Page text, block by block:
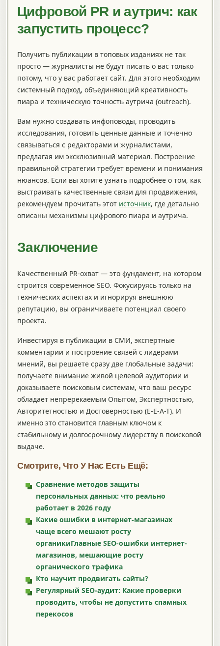
Цифровой PR и аутрич: как
запустить процесс?
Получить публикации в топовых изданиях не так
просто — журналисты не будут писать о вас только
потому, что у вас работает сайт. Для этого необходим
системный подход, объединяющий креативность
пиара и техническую точность аутрича (outreach).
Вам нужно создавать инфоповоды, проводить
исследования, готовить ценные данные и точечно
связываться с редакторами и журналистами,
предлагая им эксклюзивный материал. Построение
правильной стратегии требует времени и понимания
нюансов. Если вы хотите узнать подробнее о том, как
выстраивать качественные связи для продвижения,
рекомендуем прочитать этот источник, где детально
описаны механизмы цифрового пиара и аутрича.
Заключение
Качественный PR-охват — это фундамент, на котором
строится современное SEO. Фокусируясь только на
технических аспектах и игнорируя внешнюю
репутацию, вы ограничиваете потенциал своего
проекта.
Инвестируя в публикации в СМИ, экспертные
комментарии и построение связей с лидерами
мнений, вы решаете сразу две глобальные задачи:
получаете внимание живой целевой аудитории и
доказываете поисковым системам, что ваш ресурс
обладает непререкаемым Опытом, Экспертностью,
Авторитетностью и Достоверностью (E-E-A-T). И
именно это становится главным ключом к
стабильному и долгосрочному лидерству в поисковой
выдаче.
Смотрите, Что У Нас Есть Ещё:
Сравнение методов защиты
персональных данных: что реально
работает в 2026 году
Какие ошибки в интернет-магазинах
чаще всего мешают росту
органикиГлавные SEO-ошибки интернет-
магазинов, мешающие росту
органического трафика
Кто научит продвигать сайты?
Регулярный SEO-аудит: Какие проверки
проводить, чтобы не допустить спамных
перекосов